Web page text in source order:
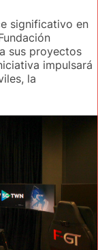
significativo en
sus proyectos
impulsará
la